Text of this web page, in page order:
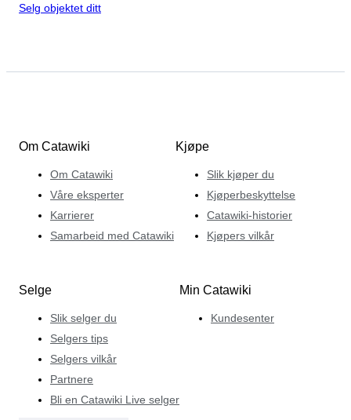
Selg objektet ditt
Om Catawiki
Om Catawiki
Våre eksperter
Karrierer
Samarbeid med Catawiki
Kjøpe
Slik kjøper du
Kjøperbeskyttelse
Catawiki-historier
Kjøpers vilkår
Selge
Slik selger du
Selgers tips
Selgers vilkår
Partnere
Bli en Catawiki Live selger
Min Catawiki
Kundesenter